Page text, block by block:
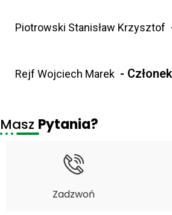
Piotrowski Stanisław Krzysztof
Rejf Wojciech Marek -
Masz Pytania?
Zadzwoń